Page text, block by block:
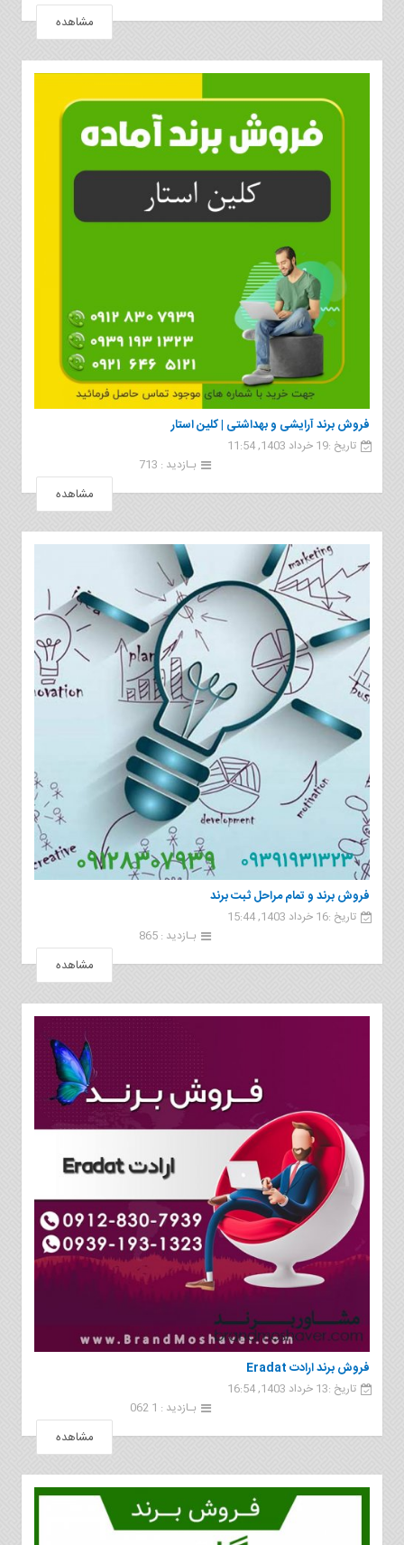
مشاهده
فروش برند آرایشی و بهداشتی | کلین استار
تاریخ :19 خرداد 1403, 11:54
بـازدید : 713
مشاهده
فروش برند و تمام مراحل ثبت برند
تاریخ :16 خرداد 1403, 15:44
بـازدید : 865
مشاهده
فروش برند ارادت Eradat
تاریخ :13 خرداد 1403, 16:54
بـازدید : 1 062
مشاهده